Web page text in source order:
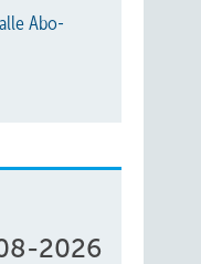
Abo-
2026